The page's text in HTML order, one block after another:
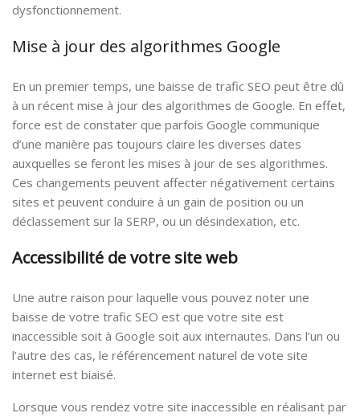
dysfonctionnement.
Mise à jour des algorithmes Google
En un premier temps, une baisse de trafic SEO peut être dû
à un récent mise à jour des algorithmes de Google. En effet,
force est de constater que parfois Google communique
d’une manière pas toujours claire les diverses dates
auxquelles se feront les mises à jour de ses algorithmes.
Ces changements peuvent affecter négativement certains
sites et peuvent conduire à un gain de position ou un
déclassement sur la SERP, ou un désindexation, etc.
Accessibilité de votre site web
Une autre raison pour laquelle vous pouvez noter une
baisse de votre trafic SEO est que votre site est
inaccessible soit à Google soit aux internautes. Dans l’un ou
l’autre des cas, le référencement naturel de vote site
internet est biaisé.
Lorsque vous rendez votre site inaccessible en réalisant par